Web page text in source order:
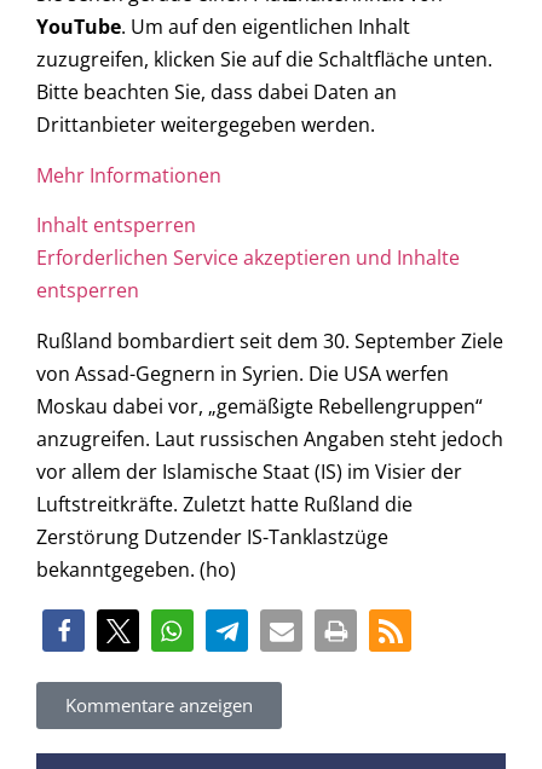
YouTube. Um auf den eigentlichen Inhalt
zuzugreifen, klicken Sie auf die Schaltfläche unten.
Bitte beachten Sie, dass dabei Daten an
Drittanbieter weitergegeben werden.
Mehr Informationen
Inhalt entsperren
Erforderlichen Service akzeptieren und Inhalte
entsperren
Rußland bombardiert seit dem 30. September Ziele
von Assad-Gegnern in Syrien. Die USA werfen
Moskau dabei vor, „gemäßigte Rebellengruppen“
anzugreifen. Laut russischen Angaben steht jedoch
vor allem der Islamische Staat (IS) im Visier der
Luftstreitkräfte. Zuletzt hatte Rußland die
Zerstörung Dutzender IS-Tanklastzüge
bekanntgegeben. (ho)
Kommentare anzeigen